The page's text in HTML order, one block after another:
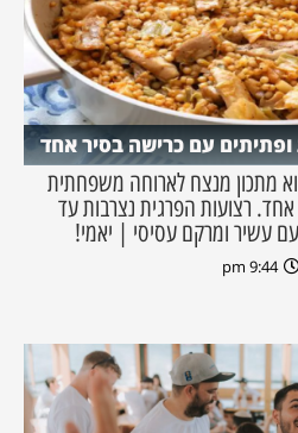
עם כרישה בסיר אחד
מתכון מנצח לארוחה משפחתית
רצועות הפרגית נצרבות עד
עשיר ומרקם עסיסי | יאמי!
9:44 pm